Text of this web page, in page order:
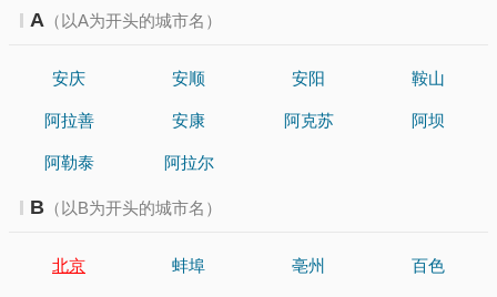
A （以A为开头的城市名）
安庆 安顺 安阳 鞍山
阿拉善 安康 阿克苏 阿坝
阿勒泰 阿拉尔
B （以B为开头的城市名）
北京 蚌埠 亳州 百色